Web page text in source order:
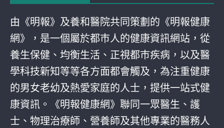
由《明報》及養和醫院共同策劃的《明報健康
網》，是一個屬於都巿人的健康資訊網站，從
養生保健、均衡生活、正視都巿疾病，以及醫
學科技新知等等各方面都會觸及，為注重健康
的男女老幼及熱愛家庭的人士，提供一站式健
康資訊。《明報健康網》聯同一眾醫生、護
士、物理治療師、營養師及其他專業的醫務人